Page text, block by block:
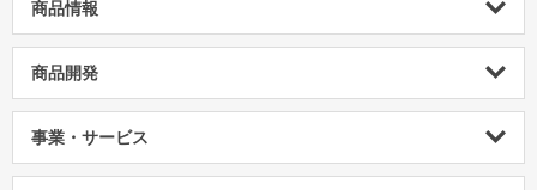
商品情報
商品開発
事業・サービス